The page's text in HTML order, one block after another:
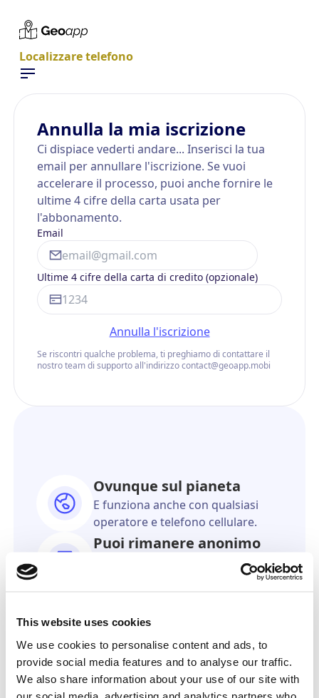
This website uses cookies
We use cookies to personalise content and ads, to
provide social media features and to analyse our traffic.
We also share information about your use of our site with
our social media, advertising and analytics partners who
Localizzare telefono
Ovunque sul pianeta
E funziona anche con qualsiasi
operatore e telefono cellulare.
Puoi rimanere anonimo
Il destinatario non saprà mai che
Ti mostreremo l'esatta posizione
Annulla la mia iscrizione
Ci dispiace vederti andare... Inserisci la tua
email per annullare l'iscrizione. Se vuoi
accelerare il processo, puoi anche fornire le
ultime 4 cifre della carta usata per
l'abbonamento.
Email
Ultime 4 cifre della carta di credito (opzionale)
Annulla l'iscrizione
Se riscontri qualche problema, ti preghiamo di contattare il
nostro team di supporto all'indirizzo contact@geoapp.mobi